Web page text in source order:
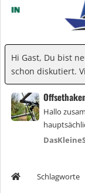
Hi Gast, Du bist
schon diskutiert.
Hallo
Schlagworte